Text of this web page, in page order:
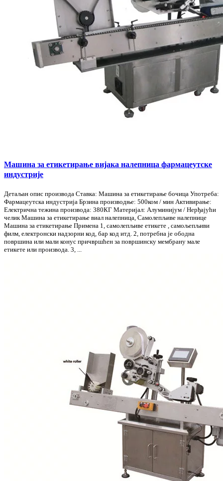
Машина за етикетирање вијака налепница фармацеутске
индустрије
Детаљан опис производа Ставка: Машина за етикетирање бочица Употреба:
Фармацеутска индустрија Брзина производње: 500ком / мин Активирање:
Електрична тежина производа: 380КГ Материјал: Алуминијум / Нерђајући
челик Машина за етикетирање виал налепница, Самолепљиве налепнице
Машина за етикетирање Примена 1, самолепљиве етикете , самољепљиви
филм, електронски надзорни код, бар код итд. 2, потребна је ободна
површина или мали конус причвршћен за површинску мембрану мале
етикете или производа. 3, ...